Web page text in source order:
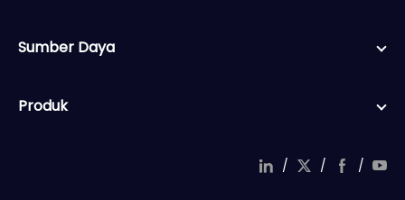
Sumber Daya
Produk
/ / /